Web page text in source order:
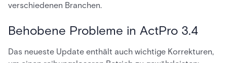
verschiedenen Branchen.
Behobene Probleme in ActPro 3.4
Das neueste Update enthält auch wichtige Korrekturen,